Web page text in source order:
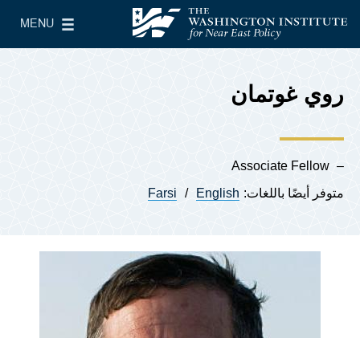
معهد واشنطن لسياسات الشرق الأدنى
MENU
Main Menu
روي غوتمان
Associate Fellow
متوفر أيضًا باللغات: English
Farsi